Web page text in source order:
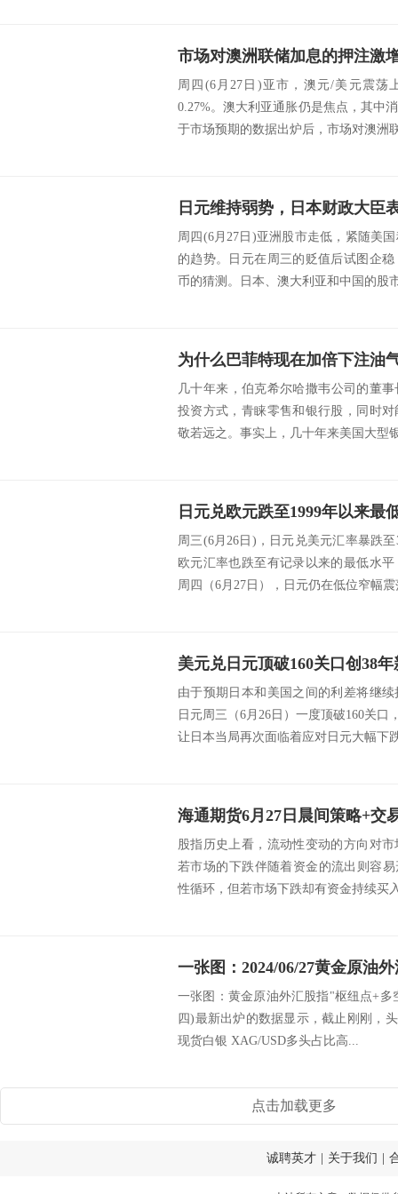
市场对澳洲联储加息的押注激
周四(6月27日)亚市，澳元/美元震荡
0.27%。澳大利亚通胀仍是焦点，其中
于市场预期的数据出炉后，市场对澳洲
周四(6月27日)亚洲股市走低，紧随美
的趋势。日元在周三的贬值后试图企
币的猜测。日本、澳大利亚和中国的股
为什么巴菲特现在加倍下注油
几十年来，伯克希尔哈撒韦公司的董
投资方式，青睐零售和银行股，同时
敬若远之。事实上，几十年来美国大型
周三(6月26日)，日元兑美元汇率暴跌
欧元汇率也跌至有记录以来的最低水
周四（6月27日），日元仍在低位窄幅
由于预期日本和美国之间的利差将继
日元周三（6月26日）一度顶破160关口
让日本当局再次面临着应对日元大幅下
海通期货6月27日晨间策略+交
股指历史上看，流动性变动的方向对
若市场的下跌伴随着资金的流出则容
性循环，但若市场下跌却有资金持续买
一张图：黄金原油外汇股指"枢纽点+多
四)最新出炉的数据显示，截止刚刚，
现货白银 XAG/USD多头占比高...
点击加载更多
诚聘英才 关于我们